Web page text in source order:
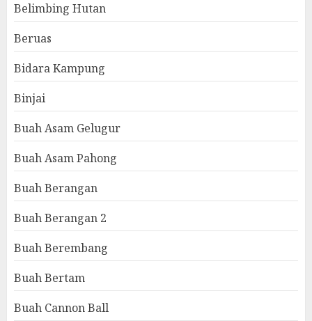
Belimbing Hutan
Beruas
Bidara Kampung
Binjai
Buah Asam Gelugur
Buah Asam Pahong
Buah Berangan
Buah Berangan 2
Buah Berembang
Buah Bertam
Buah Cannon Ball